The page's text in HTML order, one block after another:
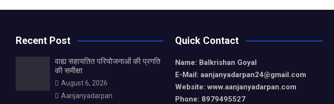
Recent Post
वाह्य सहायतित परियोजनाओं की प्रगति
की समीक्षा
August 6, 2026
Aanjanyadarpan
Quick Contact
Name: Balkrishan Goyal
E-Mail: aanjanyadarpan24@gmail.com
Website: www.aanjanyadarpan.com
Phone: 8979495527